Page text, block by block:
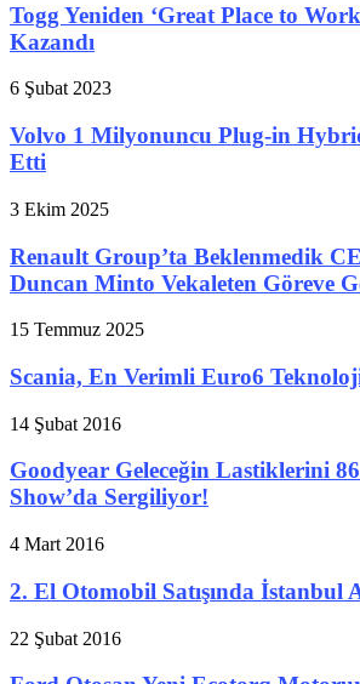
Togg Yeniden ‘Great Place to
Kazandı
6 Şubat 2023
Volvo 1 Milyonuncu Plug-in
Etti
3 Ekim 2025
Renault Group’ta Beklenmedik
Duncan Minto Vekaleten Göreve
15 Temmuz 2025
Scania, En Verimli Euro6
14 Şubat 2016
Goodyear Geleceğin Lastiklerini
Show’da Sergiliyor!
4 Mart 2016
2. El Otomobil Satışında İstanbul
22 Şubat 2016